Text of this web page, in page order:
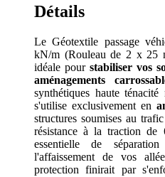
Détails
Le Géotextile passage
kN/m (Rouleau de 2 x 25
idéale pour stabiliser vos
aménagements
synthétiques haute
s'utilise exclusivement en
structures soumises au
résistance à la traction
essentielle de
l'affaissement de vos
protection finirait par